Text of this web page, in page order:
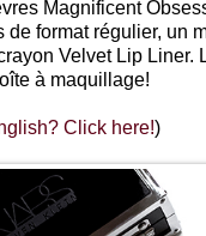
Magnificent
de format régulier, un
Velvet Lip Liner.
à maquillage!
Click here!)